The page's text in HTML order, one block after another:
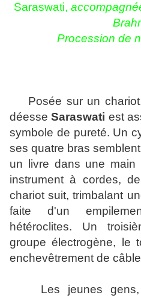
Saraswati,
Procession de
Posée sur un
déesseSaraswati est
symbole de pureté. Un
ses quatre bras
un livre dans une
instrument à cordes,
chariot suit, trimbalant
faite d'un
hétéroclites. Un
groupe électrogène, le
enchevêtrement de
Les jeunes gens,